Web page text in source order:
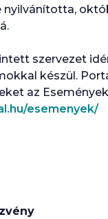
szervezet
készül.
az
esemenyek/